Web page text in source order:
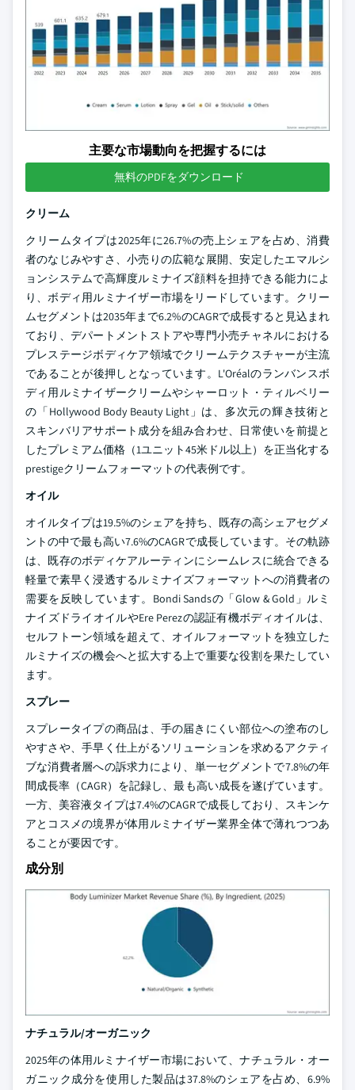
主要な市場動向を把握するには
無料のPDFをダウンロード
クリーム
クリームタイプは2025年に26.7%の売上シェアを占め、消費
者のなじみやすさ、小売りの広範な展開、安定したエマルシ
ョンシステムで高輝度ルミナイズ顔料を担持できる能力によ
り、ボディ用ルミナイザー市場をリードしています。クリー
ムセグメントは2035年まで6.2%のCAGRで成長すると見込まれ
ており、デパートメントストアや専門小売チャネルにおける
プレステージボディケア領域でクリームテクスチャーが主流
であることが後押しとなっています。L'Oréalのランバンスボ
ディ用ルミナイザークリームやシャーロット・ティルベリー
の「Hollywood Body Beauty Light」は、多次元の輝き技術と
スキンバリアサポート成分を組み合わせ、日常使いを前提と
したプレミアム価格（1ユニット45米ドル以上）を正当化する
prestigeクリームフォーマットの代表例です。
オイル
オイルタイプは19.5%のシェアを持ち、既存の高シェアセグメ
ントの中で最も高い7.6%のCAGRで成長しています。その軌跡
は、既存のボディケアルーティンにシームレスに統合できる
軽量で素早く浸透するルミナイズフォーマットへの消費者の
需要を反映しています。Bondi Sandsの「Glow & Gold」ルミ
ナイズドライオイルやEre Perezの認証有機ボディオイルは、
セルフトーン領域を超えて、オイルフォーマットを独立した
ルミナイズの機会へと拡大する上で重要な役割を果たしてい
ます。
スプレー
スプレータイプの商品は、手の届きにくい部位への塗布のし
やすさや、手早く仕上がるソリューションを求めるアクティ
ブな消費者層への訴求力により、単一セグメントで7.8%の年
間成長率（CAGR）を記録し、最も高い成長を遂げています。
一方、美容液タイプは7.4%のCAGRで成長しており、スキンケ
アとコスメの境界が体用ルミナイザー業界全体で薄れつつあ
ることが要因です。
成分別
ナチュラル/オーガニック
2025年の体用ルミナイザー市場において、ナチュラル・オー
ガニック成分を使用した製品は37.8%のシェアを占め、6.9%